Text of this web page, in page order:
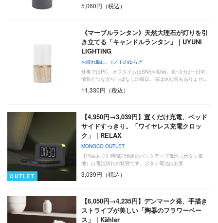
5,060円（税込）
《マーブルランタン》天然大理石が灯りを引
き立てる「キャンドルランタン」｜UYUNI
LIGHTING
お疲れ脳に、1／ｆのゆらぎ
仕事ではPC、オフタイムはSNSや動画。気づけば一日中、
情報とつながりっぱなしの毎日。脳は休む暇もありませ…
11,330円（税込）
OUTLET
【4,950円→3,039円】置くだけ充電、ベッド
サイドすっきり。「ワイヤレス充電クロッ
ク」｜RELAX
MONOCO OUTLET
【理由あり】時間記憶用のバックアップ電池（ボタン電
池）は電池切れの状態です。ボタン電池はお客
3,039円（税込）
【6,050円→4,235円】デンマーク発、手描き
ストライプが美しい「陶器のフラワーベー
ス」｜Kähler